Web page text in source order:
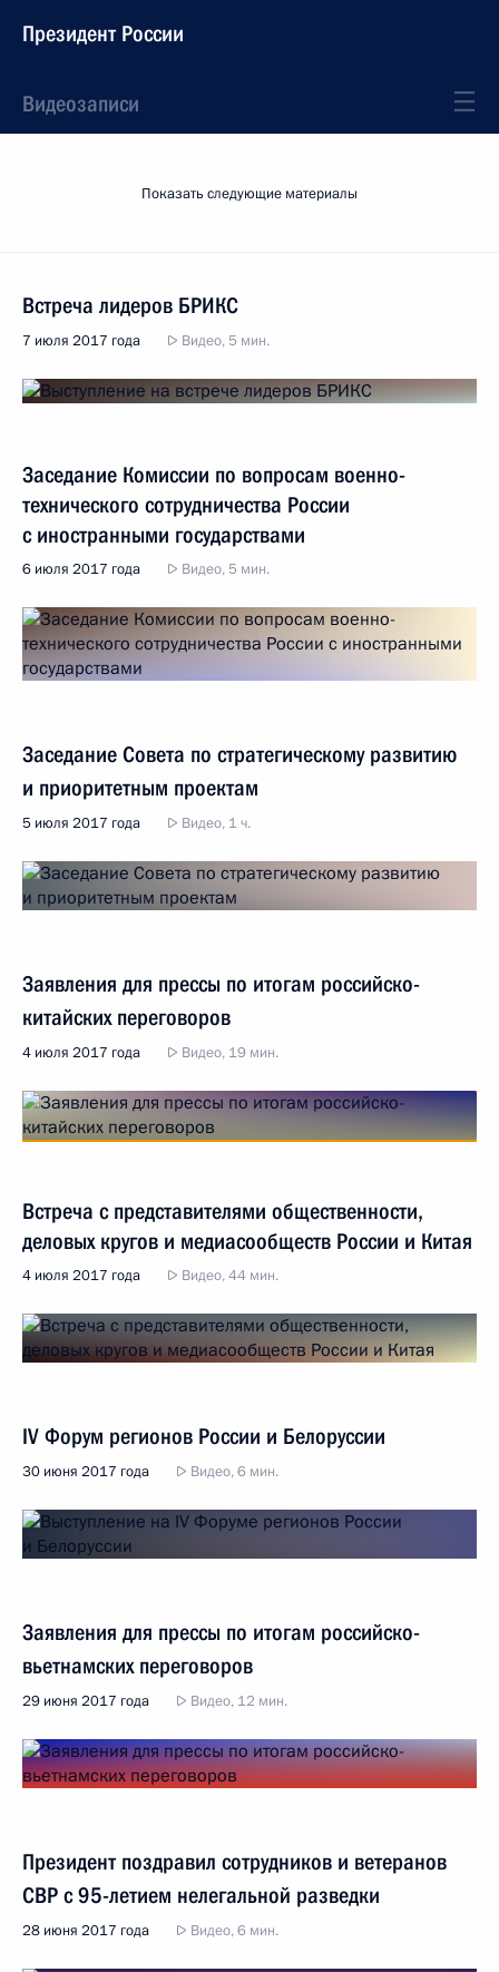
Президент России
Видеозаписи
Показать следующие материалы
Встреча лидеров БРИКС
7 июля 2017 года Видео, 5 мин.
Заседание Комиссии по вопросам военно-
технического сотрудничества России
с иностранными государствами
6 июля 2017 года Видео, 5 мин.
Заседание Совета по стратегическому развитию
и приоритетным проектам
5 июля 2017 года Видео, 1 ч.
Заявления для прессы по итогам российско-
китайских переговоров
4 июля 2017 года Видео, 19 мин.
Встреча с представителями общественности,
деловых кругов и медиасообществ России и Китая
4 июля 2017 года Видео, 44 мин.
IV Форум регионов России и Белоруссии
30 июня 2017 года Видео, 6 мин.
Заявления для прессы по итогам российско-
вьетнамских переговоров
29 июня 2017 года Видео, 12 мин.
Президент поздравил сотрудников и ветеранов
СВР с 95-летием нелегальной разведки
28 июня 2017 года Видео, 6 мин.